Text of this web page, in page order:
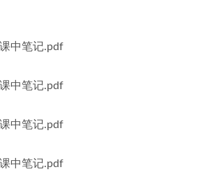
中笔记.pdf
中笔记.pdf
中笔记.pdf
中笔记.pdf